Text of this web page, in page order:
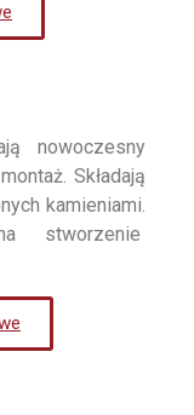
nowoczesny
Składają
kamieniami.
stworzenie